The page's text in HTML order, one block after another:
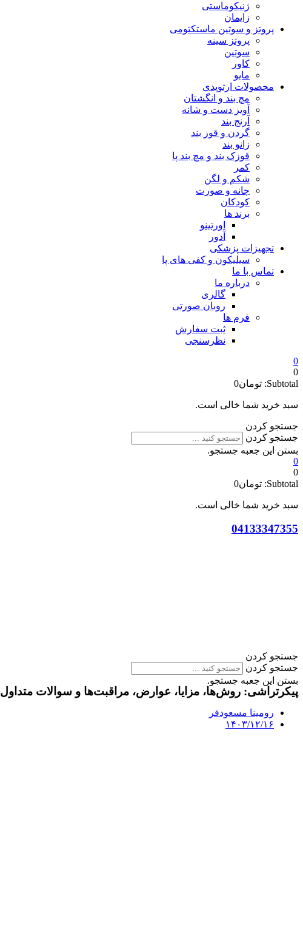
ژنیکوماستی
زایمان
پروتز و سوتین ماستکتومی
پروتز سینه
سوتین
کاور
مایو
محصولات ارتوپدی
مچ بند و انگشتان
آویز دست و شانه
آرنج بند
گردن و قوز بند
زانو بند
قوزک بند و مچ بند پا
کمر
شکم و لگن
چانه و صورت
کودکان
برند ها
اورتینو
آدور
تجهیزات پزشکی
سیلیکون و کفی های پا
تماس با ما
درباره ما
گالری
روبان صورتی
فرم ها
ثبت سفارش
نظرسنجی
0
0
Subtotal: تومان0
سبد خرید شما خالی است.
جستجو کردن
جستجو کردن
بستن این جعبه جستجو.
0
0
Subtotal: تومان0
سبد خرید شما خالی است.
04133347355
جستجو کردن
جستجو کردن
بستن این جعبه جستجو.
پیکرتراشی: روش‌ها، مزایا، عوارض، مراقبت‌ها و سوالات متداول
رومینا مسعودفر
۱۴۰۳/۱۲/۱۶